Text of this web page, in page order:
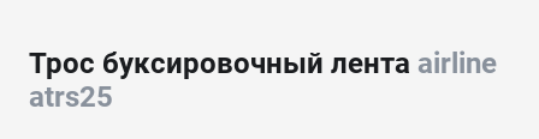
Трос буксировочный лента airline
atrs25